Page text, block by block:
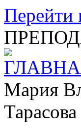
Перейти
Мария
Тарасова